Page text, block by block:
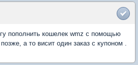
пополнить кошелек wmz с помощью
а то висит один заказ с купоном .